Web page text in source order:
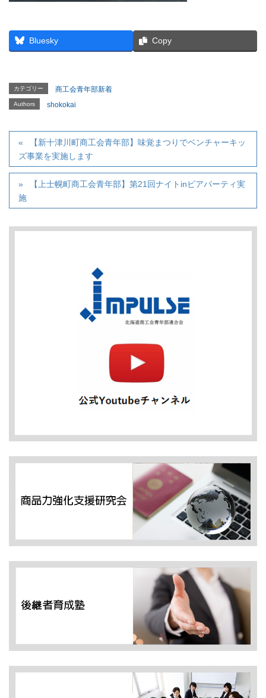
Bluesky Copy
カテゴリー 商工会青年部新着
Authors shokokai
【新十津川町商工会青年部】味覚まつりでベンチャーキッ
ズ事業を実施します
【上士幌町商工会青年部】第21回ナイトinビアパーティ実
施